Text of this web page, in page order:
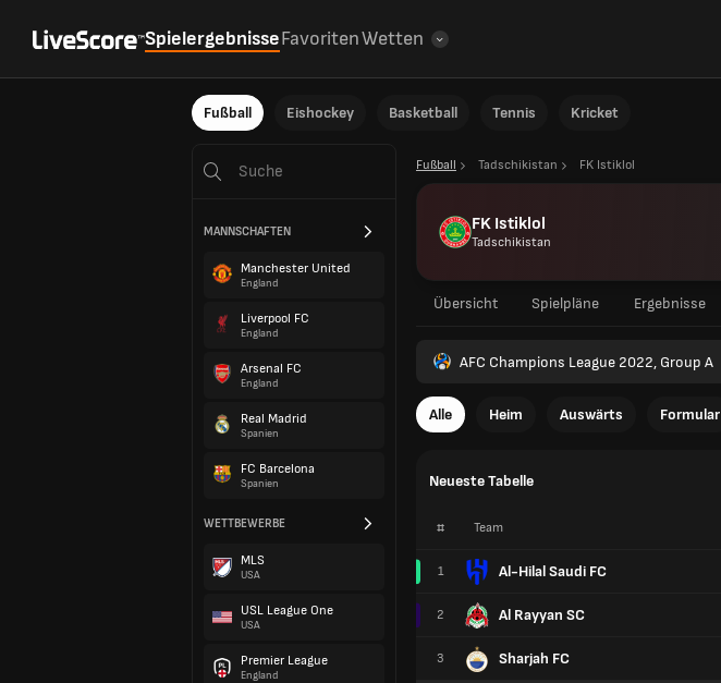
SpielergebnisseFavoritenWetten
Fußball Eishockey Basketball Tennis Kricket
MANNSCHAFTEN
Manchester United
England
Liverpool FC
England
Arsenal FC
England
Real Madrid
Spanien
FC Barcelona
Spanien
WETTBEWERBE
MLS
USA
USL League One
USA
Premier League
England
Fußball Tadschikistan FK Istiklol
FK Istiklol
Tadschikistan
Übersicht Spielpläne Ergebnisse
AFC Champions League 2022, Group A
Alle Heim Auswärts Formular
Neueste Tabelle
# Team
1 Al-Hilal Saudi FC
2 Al Rayyan SC
3 Sharjah FC